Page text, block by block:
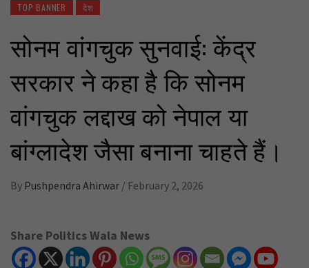
TOP BANNER देश
सोनम वांगचुक सुनवाई: केंद्र
सरकार ने कहा है कि सोनम
वांगचुक लद्दाख को नेपाल या
बांग्लादेश जैसा बनाना चाहते हैं।
By Pushpendra Ahirwar / February 2, 2026
Share Politics Wala News